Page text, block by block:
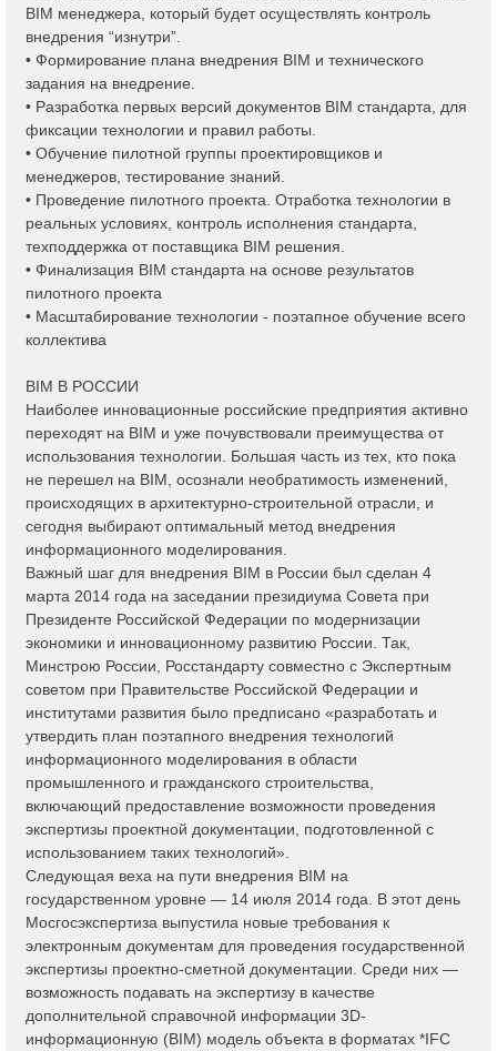
BIM менеджера, который будет осуществлять контроль
внедрения “изнутри”.
• Формирование плана внедрения BIM и технического
задания на внедрение.
• Разработка первых версий документов BIM стандарта, для
фиксации технологии и правил работы.
• Обучение пилотной группы проектировщиков и
менеджеров, тестирование знаний.
• Проведение пилотного проекта. Отработка технологии в
реальных условиях, контроль исполнения стандарта,
техподдержка от поставщика BIM решения.
• Финализация BIM стандарта на основе результатов
пилотного проекта
• Масштабирование технологии - поэтапное обучение всего
коллектива
BIM В РОССИИ
Наиболее инновационные российские предприятия активно
переходят на BIM и уже почувствовали преимущества от
использования технологии. Большая часть из тех, кто пока
не перешел на BIM, осознали необратимость изменений,
происходящих в архитектурно-строительной отрасли, и
сегодня выбирают оптимальный метод внедрения
информационного моделирования.
Важный шаг для внедрения BIM в России был сделан 4
марта 2014 года на заседании президиума Совета при
Президенте Российской Федерации по модернизации
экономики и инновационному развитию России. Так,
Минстрою России, Росстандарту совместно с Экспертным
советом при Правительстве Российской Федерации и
институтами развития было предписано «разработать и
утвердить план поэтапного внедрения технологий
информационного моделирования в области
промышленного и гражданского строительства,
включающий предоставление возможности проведения
экспертизы проектной документации, подготовленной с
использованием таких технологий».
Следующая веха на пути внедрения BIM на
государственном уровне — 14 июля 2014 года. В этот день
Мосгосэкспертиза выпустила новые требования к
электронным документам для проведения государственной
экспертизы проектно-сметной документации. Среди них —
возможность подавать на экспертизу в качестве
дополнительной справочной информации 3D-
информационную (BIM) модель объекта в форматах *IFC